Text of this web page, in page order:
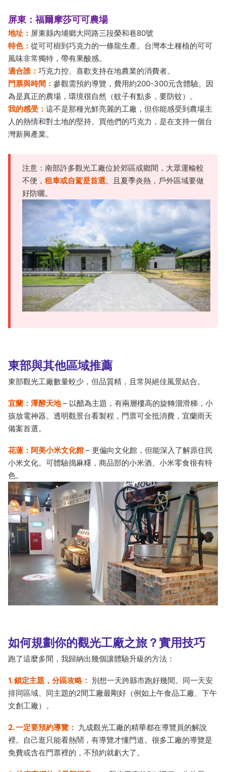
屏東：福爾摩莎可可農場
地址： 屏東縣內埔鄉大同路三段榮和巷80號
特色： 從可可樹到巧克力的一條龍生產。台灣本土種植的可可
風味非常獨特，帶有果酸感。
適合誰： 巧克力控、喜歡支持在地農業的消費者。
門票與時間： 參觀需預約導覽，費用約200-300元含體驗。因
為是真正的農場，環境很自然（蚊子有點多，要防蚊）。
我的感受： 這不是那種光鮮亮麗的工廠，但你能感受到農場主
人的熱情和對土地的堅持。買他們的巧克力，是在支持一個台
灣新興產業。
注意：南部許多觀光工廠位於郊區或鄉間，大眾運輸較
不便， 租車或自駕是首選。且夏季炎熱，戶外區域要做
好防曬。
東部與其他區域推薦
東部觀光工廠數量較少，但品質精，且常與絕佳風景結合。
宜蘭：潭酵天地– 以醋為主題，有兩層樓高的旋轉溜滑梯，小
孩放電神器。透明觀景台看製程，門票可全抵消費，宜蘭雨天
備案首選。
花蓮：阿美小米文化館 – 更偏向文化館，但能深入了解原住民
小米文化。可體驗搗麻糬，商品部的小米酒、小米零食很有特
色。
如何規劃你的觀光工廠之旅？實用技巧
跑了這麼多間，我歸納出幾個讓體驗升級的方法：
1. 鎖定主題，分區攻略： 別想一天跨縣市跑好幾間。同一天安
排同區域、同主題的2間工廠最剛好（例如上午食品工廠、下午
文創工廠）。
2. 一定要預約導覽： 九成觀光工廠的精華都在導覽員的解說
裡。自己逛只能看熱鬧，有導覽才懂門道。很多工廠的導覽是
免費或含在門票裡的，不預約就虧大了。